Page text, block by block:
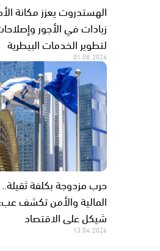
الهستدروت يعزز مكانة
زيادات في الأجور
لتطوير الخدمات البيطرية
01.08.2026
حرب مزدوجة بكلفة
شيكل على الاقتصاد
13.04.2026